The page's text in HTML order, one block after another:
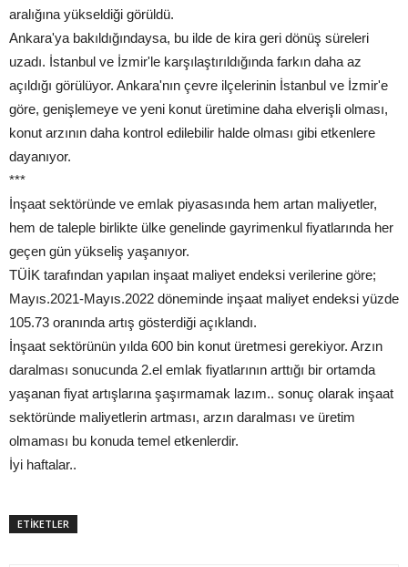
aralığına yükseldiği görüldü.
Ankara'ya bakıldığındaysa, bu ilde de kira geri dönüş süreleri
uzadı. İstanbul ve İzmir'le karşılaştırıldığında farkın daha az
açıldığı görülüyor. Ankara'nın çevre ilçelerinin İstanbul ve İzmir'e
göre, genişlemeye ve yeni konut üretimine daha elverişli olması,
konut arzının daha kontrol edilebilir halde olması gibi etkenlere
dayanıyor.
***
İnşaat sektöründe ve emlak piyasasında hem artan maliyetler,
hem de taleple birlikte ülke genelinde gayrimenkul fiyatlarında her
geçen gün yükseliş yaşanıyor.
TÜİK tarafından yapılan inşaat maliyet endeksi verilerine göre;
Mayıs.2021-Mayıs.2022 döneminde inşaat maliyet endeksi yüzde
105.73 oranında artış gösterdiği açıklandı.
İnşaat sektörünün yılda 600 bin konut üretmesi gerekiyor. Arzın
daralması sonucunda 2.el emlak fiyatlarının arttığı bir ortamda
yaşanan fiyat artışlarına şaşırmamak lazım.. sonuç olarak inşaat
sektöründe maliyetlerin artması, arzın daralması ve üretim
olmaması bu konuda temel etkenlerdir.
İyi haftalar..
ETİKETLER